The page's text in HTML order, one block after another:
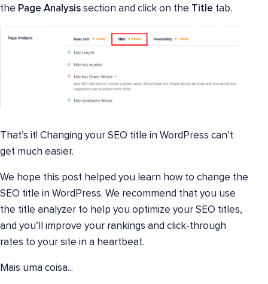
the Page Analysis section and click on the Title tab.
That’s it! Changing your SEO title in WordPress can’t
get much easier.
We hope this post helped you learn how to change the
SEO title in WordPress. We recommend that you use
the title analyzer to help you optimize your SEO titles,
and you’ll improve your rankings and click-through
rates to your site in a heartbeat.
Mais uma coisa...